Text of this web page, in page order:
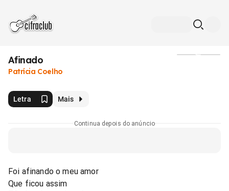
Afinado
Patrícia Coelho
Letra Mais
Continua depois do anúncio
Foi afinando o meu amor
Que ficou assim